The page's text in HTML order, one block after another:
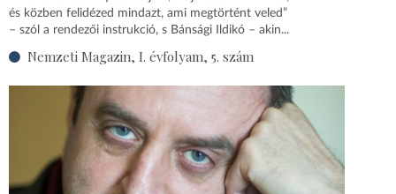
és közben felidézed mindazt, ami megtörtént veled”
– szól a rendezői instrukció, s Bánsági Ildikó – akin...
Nemzeti Magazin, I. évfolyam, 5. szám